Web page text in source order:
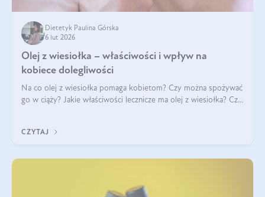
Dietetyk Paulina Górska
6 lut 2026
Olej z wiesiołka – właściwości i wpływ na
kobiece dolegliwości
Na co olej z wiesiołka pomaga kobietom? Czy można spożywać
go w ciąży? Jakie właściwości lecznicze ma olej z wiesiołka? Czy
CZYTAJ